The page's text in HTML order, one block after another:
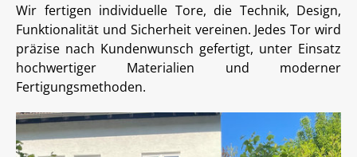
Wir fertigen individuelle Tore, die Technik, Design,
Funktionalität und Sicherheit vereinen. Jedes Tor wird
präzise nach Kundenwunsch gefertigt, unter Einsatz
hochwertiger Materialien und moderner
Fertigungsmethoden.